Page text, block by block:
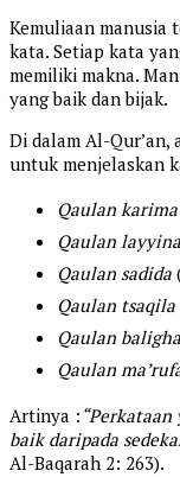
Kemuliaan manusia
kata. Setiap kata
memiliki makna.
yang baik dan bijak.
Di dalam Al-Qur’an,
untuk menjelaskan
Qaulan karima
Qaulan layyina
Qaulan sadida
Qaulan tsaqila
Qaulan baligha
Qaulan
Artinya :
baik daripada
Al-Baqarah 2: 263).